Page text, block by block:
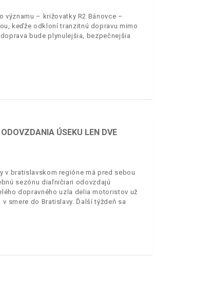
– križovatky R2 Bánovce –
keďže odkloní tranzitnú dopravu mimo
bude plynulejšia, bezpečnejšia
ÚSEKU LEN DVE
v bratislavskom regióne má pred sebou
sezónu diaľničiari odovzdajú
dopravného uzla delia motoristov už
smere do Bratislavy. Ďalší týždeň sa